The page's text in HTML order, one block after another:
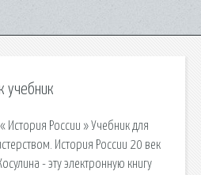
учебник
История России » Учебник для
История России 20 век
- эту электронную книгу